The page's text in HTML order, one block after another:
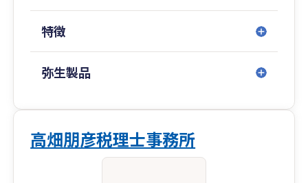
特徴
弥生製品
高畑朋彦税理士事務所